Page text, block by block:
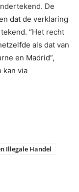
De
dat de verklaring
“Het recht
als dat van
en Madrid”,
kan via
Illegale Handel